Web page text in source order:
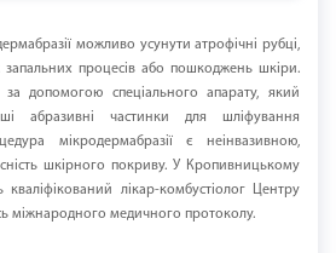
можливо усунути атрофічні рубці,
запальних процесів або пошкоджень шкіри.
допомогою спеціального апарату, який
абразивні частинки для шліфування
мікродермабразії є неінвазивною,
шкірного покриву. У Кропивницькому
лікар-комбустіолог Центру
міжнародного медичного протоколу.